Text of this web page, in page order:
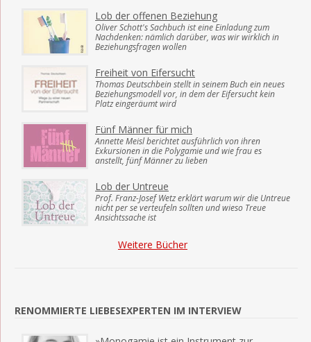
Lob der offenen Beziehung
Oliver Schott's Sachbuch ist eine Einladung zum
Nachdenken: nämlich darüber, was wir wirklich in
Beziehungsfragen wollen
Freiheit von Eifersucht
Thomas Deutschbein stellt in seinem Buch ein neues
Beziehungsmodell vor, in dem der Eifersucht kein
Platz eingeräumt wird
Fünf Männer für mich
Annette Meisl berichtet ausführlich von ihren
Exkursionen in die Polygamie und wie frau es
anstellt, fünf Männer zu lieben
Lob der Untreue
Prof. Franz-Josef Wetz erklärt warum wir die Untreue
nicht per se verteufeln sollten und wieso Treue
Ansichtssache ist
Weitere Bücher
RENOMMIERTE LIEBESEXPERTEN IM INTERVIEW